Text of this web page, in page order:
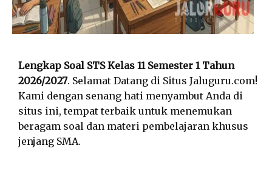
Lengkap Soal STS Kelas 11 Semester 1 Tahun
2026/2027. Selamat Datang di Situs Jaluguru.com!
Kami dengan senang hati menyambut Anda di
situs ini, tempat terbaik untuk menemukan
beragam soal dan materi pembelajaran khusus
jenjang SMA.